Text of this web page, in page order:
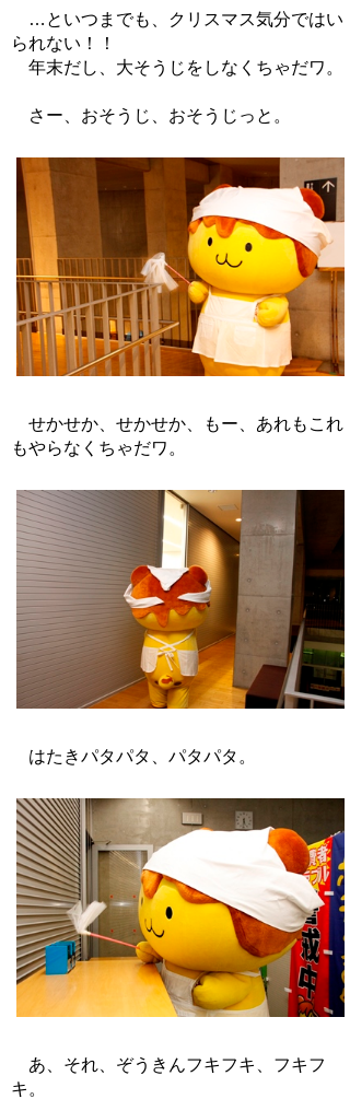
…といつまでも、クリスマス気分ではい
られない！！
年末だし、大そうじをしなくちゃだワ。
さー、おそうじ、おそうじっと。
せかせか、せかせか、もー、あれもこれ
もやらなくちゃだワ。
はたきパタパタ、パタパタ。
あ、それ、ぞうきんフキフキ、フキフ
キ。